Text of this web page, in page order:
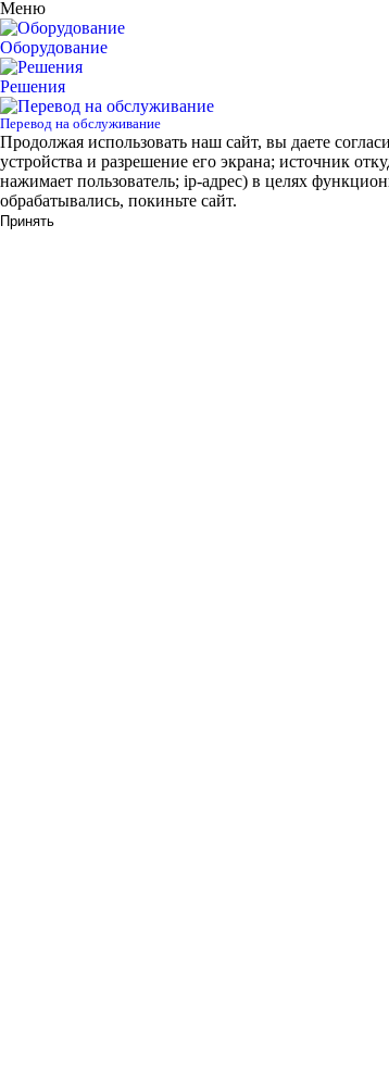
Меню
Оборудование
Решения
Перевод на обслуживание
Продолжая использовать наш сайт, вы даете
устройства и разрешение его экрана; источник
нажимает пользователь; ip-адрес) в целях
обрабатывались, покиньте сайт.
Принять